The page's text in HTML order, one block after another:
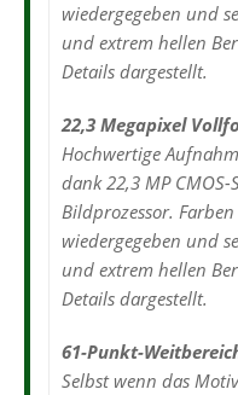
wiedergegeben und
und extrem hellen
Details dargestellt.
22,3 Megapixel
Hochwertige
dank 22,3 MP CMOS-
Bildprozessor.
wiedergegeben und
und extrem hellen
Details dargestellt.
61-Punkt-
Selbst wenn das